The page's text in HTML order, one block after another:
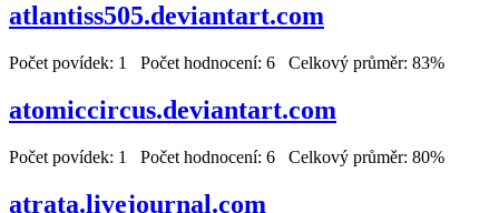
atlantiss505.deviantart.com
Počet povídek: 1 Počet hodnocení: 6 Celkový průměr: 83%
atomiccircus.deviantart.com
Počet povídek: 1 Počet hodnocení: 6 Celkový průměr: 80%
atrata.livejournal.com